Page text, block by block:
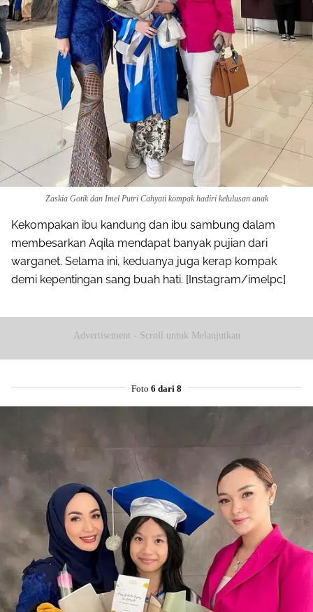
Zaskia Gotik dan Imel Putri Cahyati kompak hadiri kelulusan anak
Kekompakan ibu kandung dan ibu sambung dalam
membesarkan Aqila mendapat banyak pujian dari
warganet. Selama ini, keduanya juga kerap kompak
demi kepentingan sang buah hati. [Instagram/imelpc]
Advertisement - Scroll untuk Melanjutkan
Foto 6 dari 8